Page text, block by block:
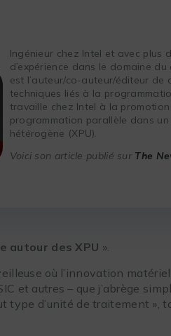
Ingénieur chez Intel et avec plus
d’expérience dans le domaine
est l’auteur/co-auteur/éditeur de
techniques liés à la
travaille chez Intel à la
programmation parallèle dans un
hétérogène (XPU).
Voici son article publié sur The
autour des XPU ».
où l’innovation
et autres – que j’abrège
type d’unité de traitement »,